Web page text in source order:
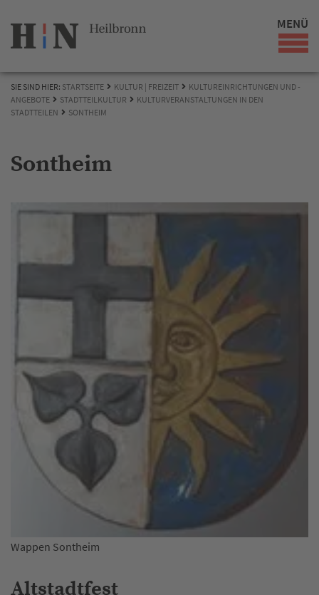
MENÜ
SIE SIND HIER: STARTSEITE KULTUR | FREIZEIT
KULTUREINRICHTUNGEN UND -
ANGEBOTE
STADTTEILKULTUR
KULTURVERANSTALTUNGEN IN DEN
STADTTEILEN
SONTHEIM
Sontheim
Wappen Sontheim
Altstadtfest